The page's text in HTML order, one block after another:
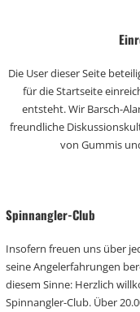
Die User dieser Seite
für die Startseite
entsteht. Wir Barsch-
freundliche
von Gummis
Spinnangler-Club
Insofern freuen uns über
seine Angelerfahrungen
diesem Sinne: Herzlich
Spinnangler-Club. Über